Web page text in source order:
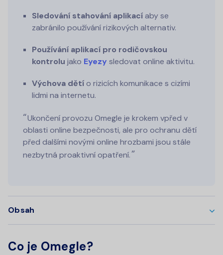
Sledování stahování aplikacíaby se
zabránilo používání rizikových alternativ.
Používání aplikací pro rodičovskou
kontrolu jako Eyezy sledovat online aktivitu.
Výchova dětío rizicích komunikace s cizími
lidmi na internetu.
Ukončení provozu Omegle je krokem vpřed v
oblasti online bezpečnosti, ale pro ochranu dětí
před dalšími novými online hrozbami jsou stále
nezbytná proaktivní opatření.
Obsah
Co je Omegle?